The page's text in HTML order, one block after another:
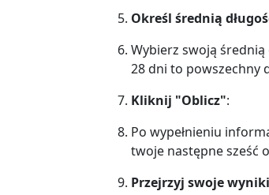
Określ średnią
Wybierz swoją średnią
28 dni to powszechny
Kliknij "Oblicz":
Po wypełnieniu
twoje następne sześć
Przejrzyj swoje wyniki